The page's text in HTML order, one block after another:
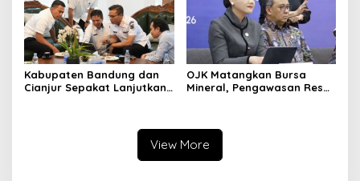
Kabupaten Bandung dan
Cianjur Sepakat Lanjutkan
OJK Matangkan Bursa
Mineral, Pengawasan Resmi
View More